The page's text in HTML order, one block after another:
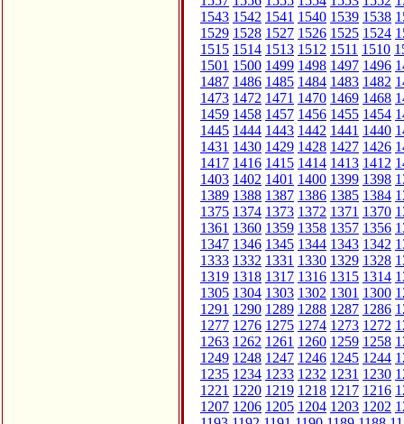
1543 1542 1541 1540 1539 1538
1529 1528 1527 1526 1525 1524
1515 1514 1513 1512 1511 1510
1501 1500 1499 1498 1497 1496
1487 1486 1485 1484 1483 1482
1473 1472 1471 1470 1469 1468
1459 1458 1457 1456 1455 1454
1445 1444 1443 1442 1441 1440
1431 1430 1429 1428 1427 1426
1417 1416 1415 1414 1413 1412
1403 1402 1401 1400 1399 1398
1389 1388 1387 1386 1385 1384
1375 1374 1373 1372 1371 1370
1361 1360 1359 1358 1357 1356
1347 1346 1345 1344 1343 1342
1333 1332 1331 1330 1329 1328
1319 1318 1317 1316 1315 1314
1305 1304 1303 1302 1301 1300
1291 1290 1289 1288 1287 1286
1277 1276 1275 1274 1273 1272
1263 1262 1261 1260 1259 1258
1249 1248 1247 1246 1245 1244
1235 1234 1233 1232 1231 1230
1221 1220 1219 1218 1217 1216
1207 1206 1205 1204 1203 1202